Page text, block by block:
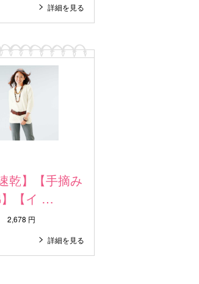
詳細を見る
乾】【手摘み
【イ …
2,678 円
詳細を見る